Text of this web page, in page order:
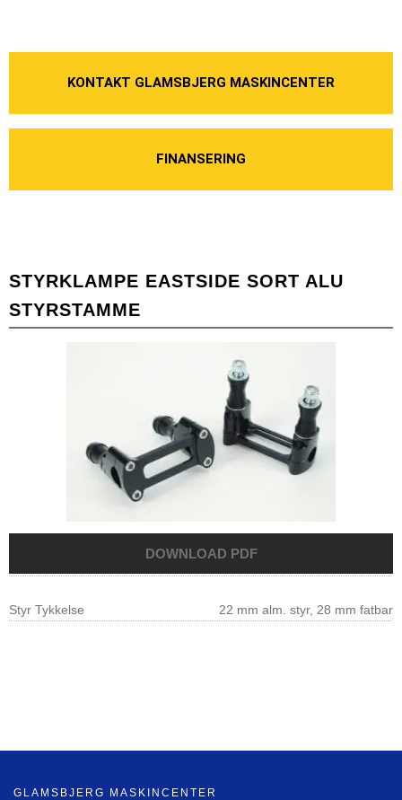
KONTAKT GLAMSBJERG MASKINCENTER
FINANSERING
STYRKLAMPE EASTSIDE SORT ALU
STYRSTAMME
Styr Tykkelse 22 mm alm. styr, 28 mm fatbar
GLAMSBJERG MASKINCENTER